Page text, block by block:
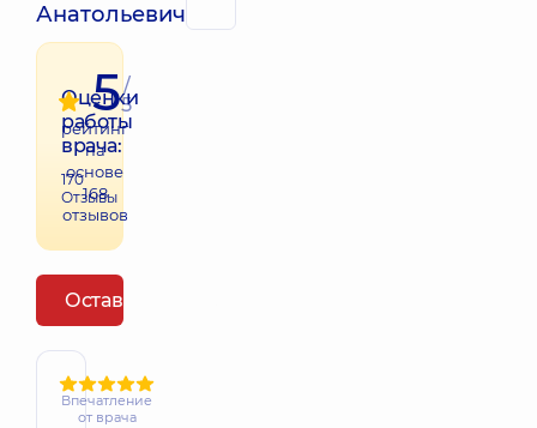
Анатольевич
Оценки
работы
врача:
170
Отзывы
5/
5
рейтинг
на
основе
168
отзывов
Оставить отзыв
Впечатление
от врача